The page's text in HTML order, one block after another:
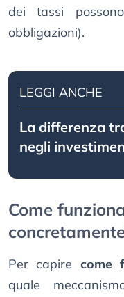
dei tassi
obbligazioni).
LEGGI ANCHE
La differenza
negli
Come
Per capire come
quale